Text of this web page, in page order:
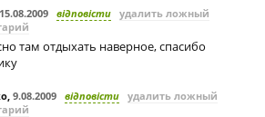
15.08.2009 відповісти удалить ложный
там отдыхать наверное, спасибо
, 9.08.2009 відповісти удалить ложный